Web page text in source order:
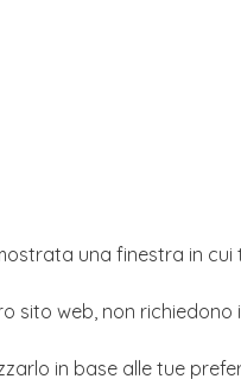
una finestra in
sito web, non
in base alle tue